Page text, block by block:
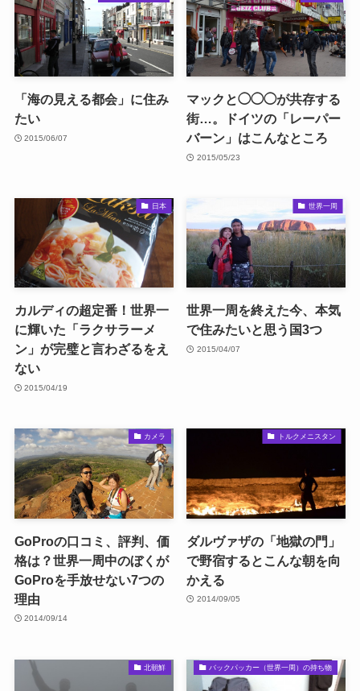
「海の見える都会」に住み
たい
2015/06/07
マックと◯◯◯が共存する
街…。ドイツの「レーパー
バーン」はこんなところ
2015/05/23
日本
カルディの超定番！世界一
に輝いた「ラクサラーメ
ン」が完璧と言わざるをえ
ない
2015/04/19
世界一周
世界一周を終えた今、本気
で住みたいと思う国3つ
2015/04/07
カメラ
GoProの口コミ、評判、価
格は？世界一周中のぼくが
GoProを手放せない7つの
理由
2014/09/14
トルクメニスタン
ダルヴァザの「地獄の門」
で野宿するとこんな朝を向
かえる
2014/09/05
北朝鮮 バックパッカー（世界一周）の持ち物